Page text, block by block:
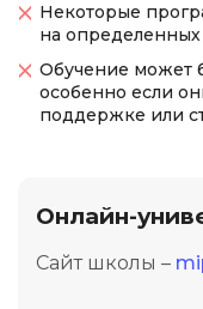
Некоторые
на определенных
Обучение может
особенно если
поддержке или
Онлайн-
Сайт школы –